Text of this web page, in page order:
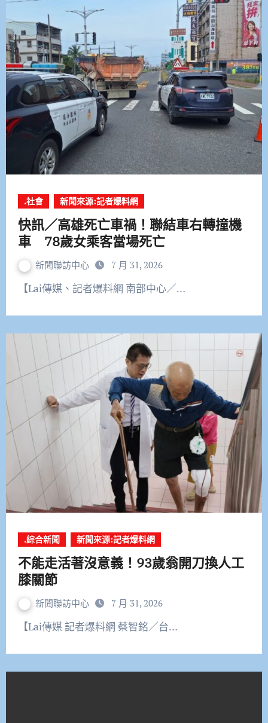
.社會 新聞來源:記者爆料網
快訊／高雄死亡車禍！聯結車右轉撞機
車 78歲女乘客當場死亡
新聞聯訪中心 7 月 31, 2026
【Lai傳媒、記者爆料網 南部中心／…
.綜合新聞 新聞來源:記者爆料網
不能走活著沒意義！93歲翁開刀換人工
膝關節
新聞聯訪中心 7 月 31, 2026
【Lai傳媒 記者爆料網 蔡智銘／台…